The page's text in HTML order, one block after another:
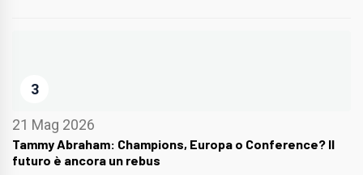
3
21 Mag 2026
Tammy Abraham: Champions, Europa o Conference? Il
futuro è ancora un rebus